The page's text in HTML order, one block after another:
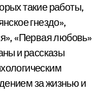
такие работы,
гнездо»,
«Первая любовь»
и рассказы
за жизнью и